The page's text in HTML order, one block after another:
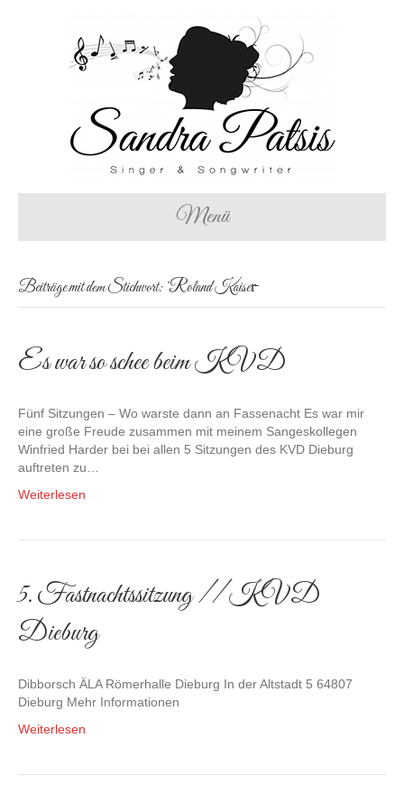
Menü
Beiträge mit dem Stichwort: ‘Roland Kaiser̵
Es war so schee beim KVD
Fünf Sitzungen – Wo warste dann an Fassenacht Es war mir
eine große Freude zusammen mit meinem Sangeskollegen
Winfried Harder bei bei allen 5 Sitzungen des KVD Dieburg
auftreten zu…
Weiterlesen
5. Fastnachtssitzung // KVD
Dieburg
Dibborsch ÄLA Römerhalle Dieburg In der Altstadt 5 64807
Dieburg Mehr Informationen
Weiterlesen